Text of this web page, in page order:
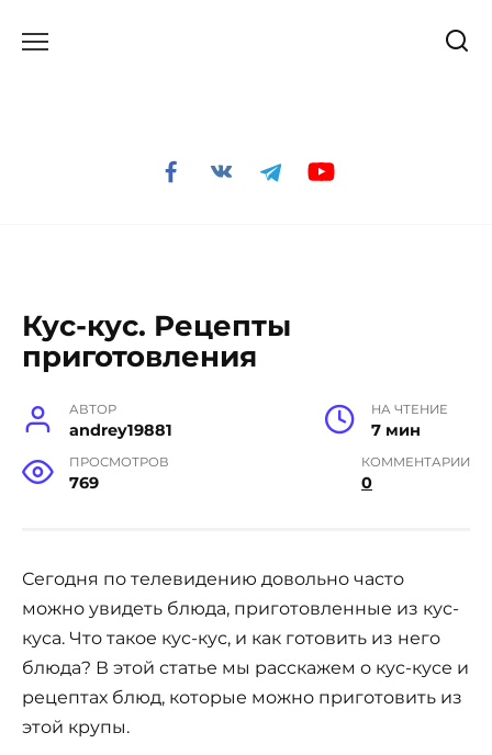
Кус-кус. Рецепты
приготовления
АВТОР
andrey19881
НА ЧТЕНИЕ
7 мин
ПРОСМОТРОВ
769
КОММЕНТАРИИ
0
Сегодня по телевидению довольно часто
можно увидеть блюда, приготовленные из кус-
куса. Что такое кус-кус, и как готовить из него
блюда? В этой статье мы расскажем о кус-кусе и
рецептах блюд, которые можно приготовить из
этой крупы.